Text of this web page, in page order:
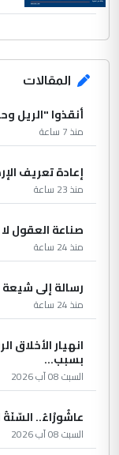
المقالات
أنقذوا "الريل
منذ 7 ساعة
إعادة تعريف
منذ 23 ساعة
صناعة العقول
منذ 24 ساعة
رسالة إلى شيعة
منذ 24 ساعة
انهيار الأخلاق
بسبب...
السبت 08 آب 2026
عاشُورْاءُ..
السبت 08 آب 2026